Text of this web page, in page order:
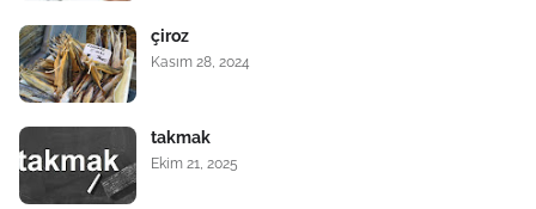
çiroz
Kasım 28, 2024
takmak
Ekim 21, 2025